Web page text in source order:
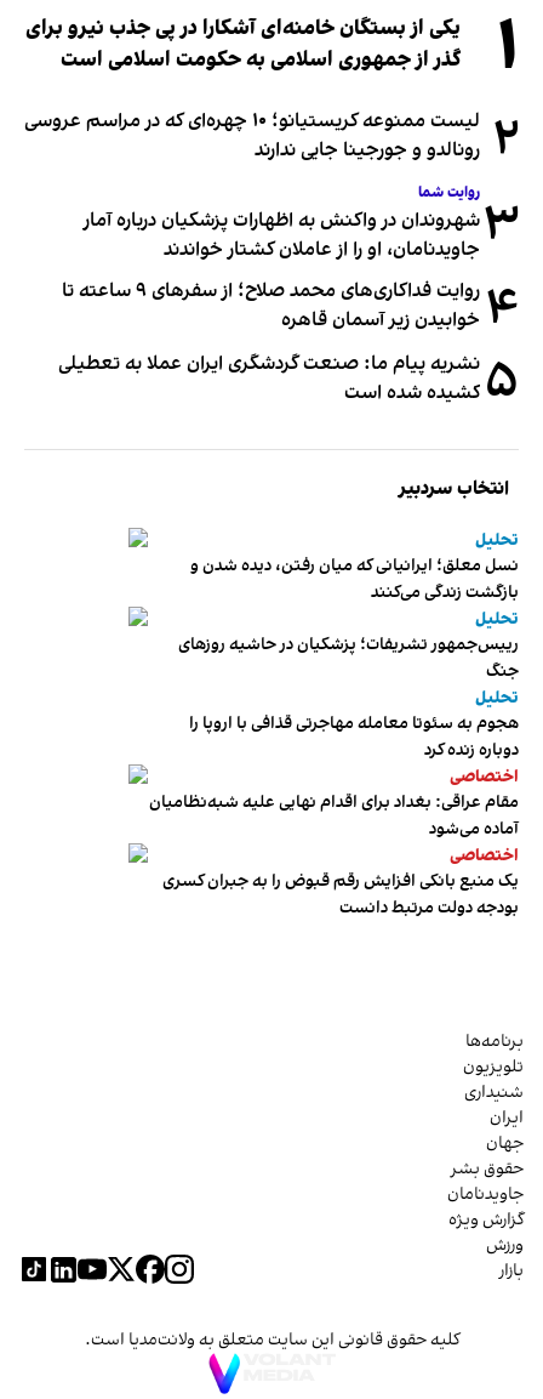
۱
یکی از بستگان خامنه‌ای آشکارا در پی جذب نیرو برای
گذر از جمهوری اسلامی به حکومت اسلامی است
۲
لیست ممنوعه کریستیانو؛ ۱۰ چهره‌ای که در مراسم عروسی
رونالدو و جورجینا جایی ندارند
۳ روایت شما
شهروندان در واکنش به اظهارات پزشکیان درباره آمار
جاویدنامان، او را از عاملان کشتار خواندند
۴
روایت فداکاری‌های محمد صلاح؛ از سفرهای ۹ ساعته تا
خوابیدن زیر آسمان قاهره
۵ نشریه پیام ما: صنعت گردشگری ایران عملا به تعطیلی
کشیده شده است
انتخاب سردبیر
تحلیل
نسل معلق؛ ایرانیانی که میان رفتن، دیده شدن و
بازگشت زندگی می‌کنند
تحلیل
رییس‌جمهور تشریفات؛ پزشکیان در حاشیه روزهای
جنگ
تحلیل
هجوم به سئوتا معامله مهاجرتی قذافی با اروپا را
دوباره زنده کرد
اختصاصی
مقام عراقی: بغداد برای اقدام نهایی علیه شبه‌نظامیان
آماده می‌شود
اختصاصی
یک منبع بانکی افزایش رقم قبوض را به جبران کسری
بودجه دولت مرتبط دانست
برنامه‌ها
تلویزیون
شنیداری
ایران
جهان
حقوق بشر
جاویدنامان
گزارش ویژه
ورزش
بازار
کلیه حقوق قانونی این سایت متعلق به ولانت‌مدیا است.